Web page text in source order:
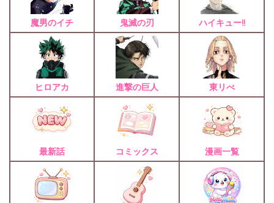
魔男のイチ 鬼滅の刃 ハイキュー!!
ヒロアカ 進撃の巨人 東リべ
最新話 コミックス 漫画一覧